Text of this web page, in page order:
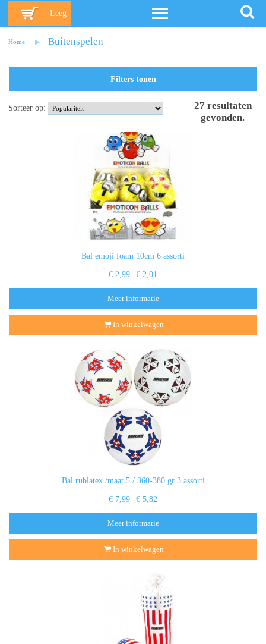
Leeg
Home Buitenspelen
Filters tonen
Sorteer op: 27 resultaten
gevonden.
Bal emoji foam 10cm 6 assorti
€ 2,99 € 2,01
Meer informatie
In winkelwagen
Bal rublatex /maat 5 / 360-380 gr 3 assorti
€ 7,99 € 5,82
Meer informatie
In winkelwagen